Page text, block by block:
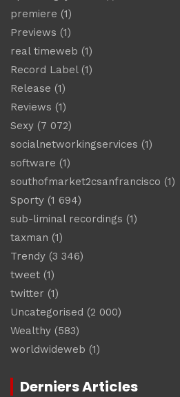
premiere (1)
Previews (1)
real timeweb (1)
Record Label(1)
Release (1)
Reviews (1)
Sexy (7 072)
socialnetworkingservices (1)
software (1)
southofmarket2csanfrancisco (1)
Sporty (1 694)
sub-liminal recordings (1)
taxman (1)
Trendy (3 346)
tweet (1)
twitter (1)
Uncategorised (2 000)
Wealthy (583)
worldwideweb (1)
Derniers Articles